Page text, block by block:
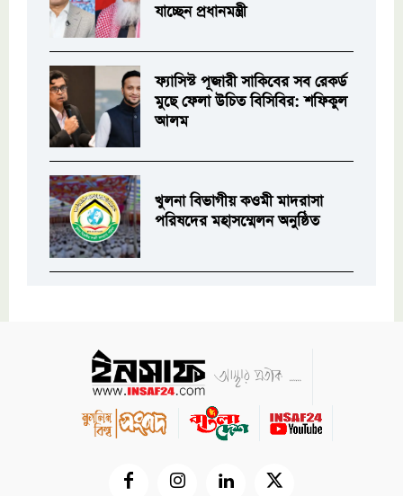
যাচ্ছেন প্রধানমন্ত্রী
ফ্যাসিস্ট পূজারী সাকিবের সব রেকর্ড
মুছে ফেলা উচিত বিসিবির: শফিকুল
আলম
খুলনা বিভাগীয় কওমী মাদরাসা
পরিষদের মহাসম্মেলন অনুষ্ঠিত